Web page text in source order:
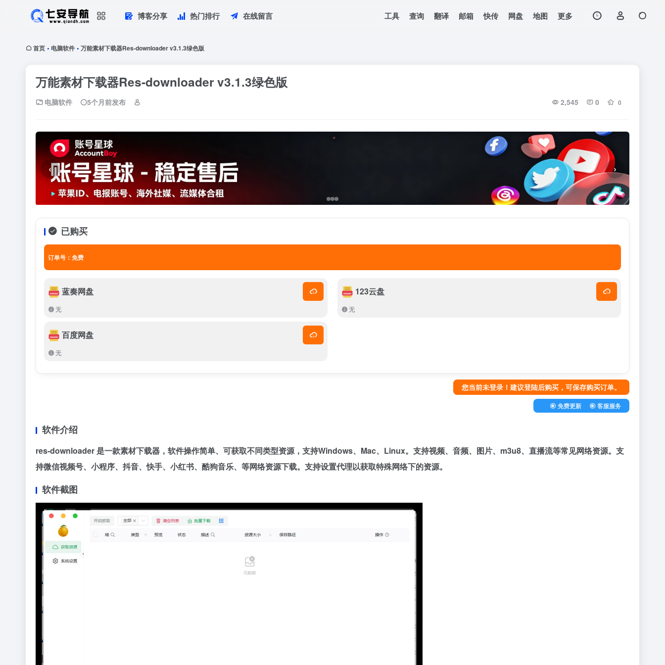
博客分享 热门排行 在线留言 工具 查询 翻译 邮箱 快传 网盘 地图 更多
首页 • 电脑软件 • 万能素材下载器Res-downloader v3.1.3绿色版
万能素材下载器Res-downloader v3.1.3绿色版
电脑软件 5个月前发布 2,545 0 0
‹ ›
已购买
订单号：免费
蓝奏网盘
无
123云盘
无
百度网盘
无
您当前未登录！建议登陆后购买，可保存购买订单。
免费更新 客服服务
软件介绍
res-downloader 是一款素材下载器，软件操作简单、可获取不同类型资源，支持Windows、Mac、Linux。支持视频、音频、图片、m3u8、直播流等常见网络资源。支
持微信视频号、小程序、抖音、快手、小红书、酷狗音乐、等网络资源下载。支持设置代理以获取特殊网络下的资源。
软件截图